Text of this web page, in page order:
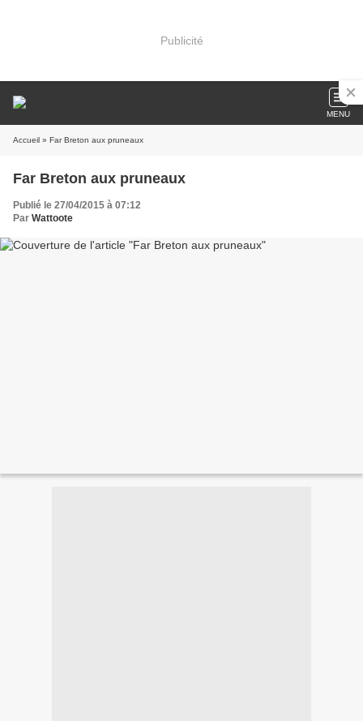
Publicité
MENU
Accueil » Far Breton aux pruneaux
Far Breton aux pruneaux
Publié le 27/04/2015 à 07:12
Par Wattoote